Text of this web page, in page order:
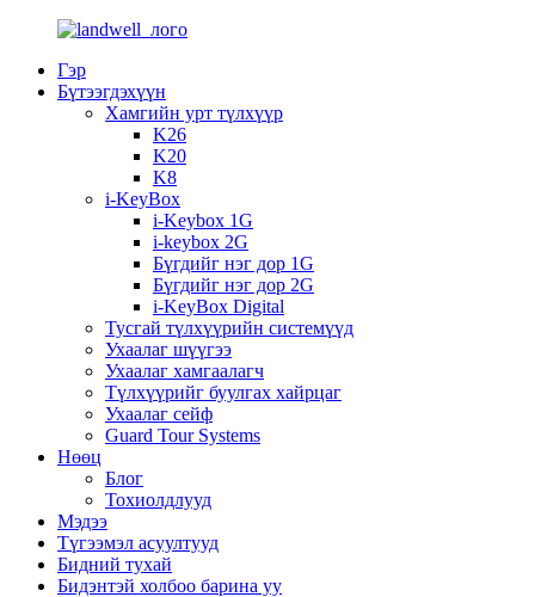
Гэр
Бүтээгдэхүүн
Хамгийн урт түлхүүр
K26
K20
K8
i-KeyBox
i-Keybox 1G
i-keybox 2G
Бүгдийг нэг дор 1G
Бүгдийг нэг дор 2G
i-KeyBox Digital
Тусгай түлхүүрийн системүүд
Ухаалаг шүүгээ
Ухаалаг хамгаалагч
Түлхүүрийг буулгах хайрцаг
Ухаалаг сейф
Guard Tour Systems
Нөөц
Блог
Тохиолдлууд
Мэдээ
Түгээмэл асуултууд
Бидний тухай
Бидэнтэй холбоо барина уу